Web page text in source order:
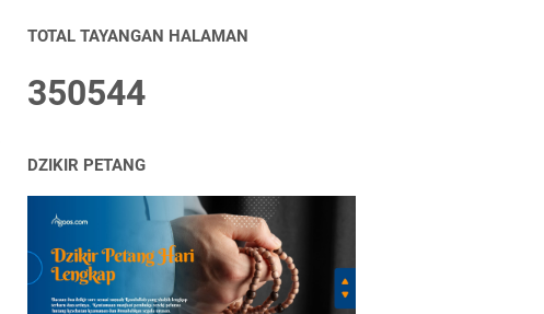
TOTAL TAYANGAN HALAMAN
350544
DZIKIR PETANG